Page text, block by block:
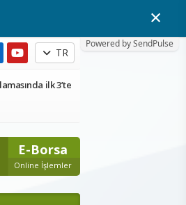
Powered by SendPulse
×
TR
ilk 3’te
E-Borsa
Online İşlemler